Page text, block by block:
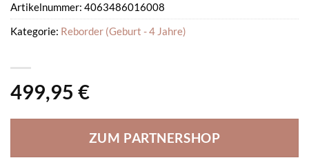
499,95 €
ZUM PARTNERSHOP
Artikelnummer: 4063486016008
Kategorie: Reborder (Geburt - 4 Jahre)